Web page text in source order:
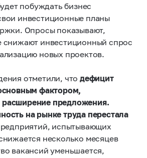
побуждать бизнес
инвестиционные планы
Опросы показывают,
снижают инвестиционный спрос
новых проектов.
отметили, что дефицит
фактором,
предложения.
на рынке труда перестала
испытывающих
несколько месяцев
вакансий уменьшается,